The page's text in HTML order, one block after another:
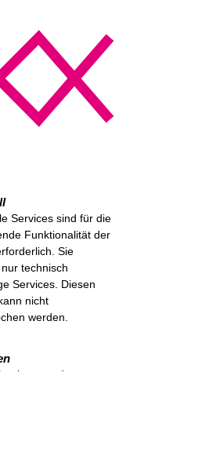
Services sind für die
Funktionalität der
Sie
technisch
Services. Diesen
nicht
werden.
werden